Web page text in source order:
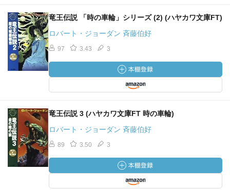
竜王伝説 「時の車輪」シリーズ (2) (ハヤカワ文庫FT)
ロバート・ジョーダン 斉藤伯好
97 3.43 3
竜王伝説 3 (ハヤカワ文庫FT 時の車輪)
ロバート・ジョーダン 斉藤伯好
89 3.50 3